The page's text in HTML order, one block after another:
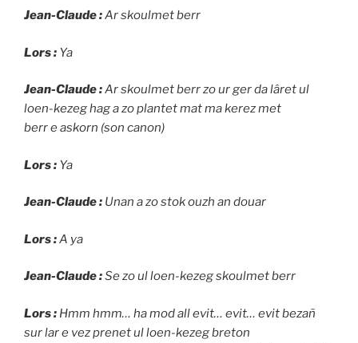
Jean-Claude :Ar skoulmet berr
Lors : Ya
Jean-Claude :Ar skoulmet berr zo ur ger da lâret ul
loen-kezeg hag a zo plantet mat ma kerez met
berr e askorn (son canon)
Lors : Ya
Jean-Claude : Unan a zo stok ouzh an douar
Lors :A ya
Jean-Claude :Se zo ul loen-kezeg skoulmet berr
Lors : Hmm hmm… ha mod all evit… evit… evit bezañ
sur lar e vez prenet ul loen-kezeg breton